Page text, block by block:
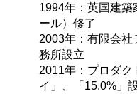
1994年：英国建築
ール）修了
2003年：有限会
務所設立
2011年：プロダク
イ」、「15.0%」